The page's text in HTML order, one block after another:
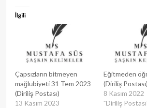
İlgili
Çapsızların bitmeyen
mağlubiyeti 31 Tem 2023
(Diriliş Postası)
13 Kasım 2023
Eğitmeden
(Diriliş Postası)
8 Kasım 2022
"Diriliş